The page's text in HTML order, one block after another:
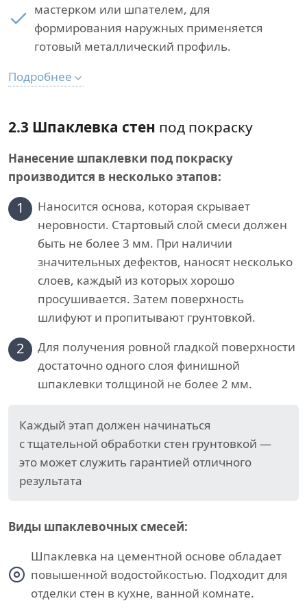
мастерком или шпателем, для
формирования наружных применяется
готовый металлический профиль.
Подробнее
2.3 Шпаклевка стен под покраску
Нанесение шпаклевки под покраску
производится в несколько этапов:
1
Наносится основа, которая скрывает
неровности. Стартовый слой смеси должен
быть не более 3 мм. При наличии
значительных дефектов, наносят несколько
слоев, каждый из которых хорошо
просушивается. Затем поверхность
шлифуют и пропитывают грунтовкой.
2
Для получения ровной гладкой поверхности
достаточно одного слоя финишной
шпаклевки толщиной не более 2 мм.
Каждый этап должен начинаться
с тщательной обработки стен грунтовкой —
это может служить гарантией отличного
результата
Виды шпаклевочных смесей:
Шпаклевка на цементной основе обладает
повышенной водостойкостью. Подходит для
отделки стен в кухне, ванной комнате.